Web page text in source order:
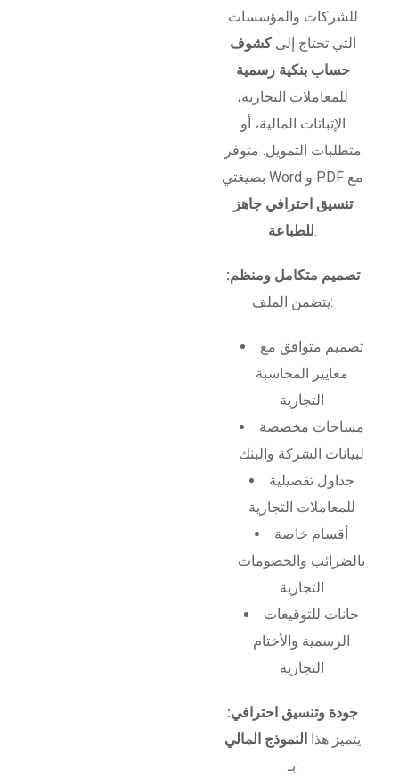
للشركات والمؤسسات
التي تحتاج إلىكشوف
حساب بنكية رسمية
للمعاملات التجارية،
الإثباتات المالية، أو
متطلبات التمويل. متوفر
بصيغتي Word و PDF مع
تنسيق احترافي جاهز
للطباعة.
تصميم متكامل ومنظم:
يتضمن الملف:
تصميم متوافق مع
معايير المحاسبة
التجارية
مساحات مخصصة
لبيانات الشركة والبنك
جداول تفصيلية
للمعاملات التجارية
أقسام خاصة
بالضرائب والخصومات
التجارية
خانات للتوقيعات
الرسمية والأختام
التجارية
جودة وتنسيق احترافي:
يتميز هذا
النموذج المالي
بـ: